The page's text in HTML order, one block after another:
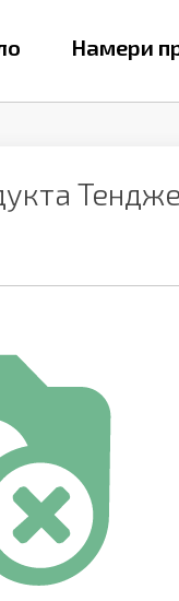
Намери